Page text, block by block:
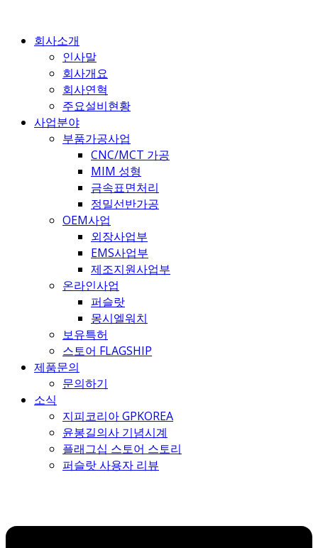
회사소개
인사말
회사개요
회사연혁
주요설비현황
사업분야
부품가공사업
CNC/MCT 가공
MIM 성형
금속표면처리
정밀선반가공
OEM사업
외장사업부
EMS사업부
제조지원사업부
온라인사업
퍼슬랏
몽시엘워치
보유특허
스토어 FLAGSHIP
제품문의
문의하기
소식
지피코리아 GPKOREA
윤봉길의사 기념시계
플래그십 스토어 스토리
퍼슬랏 사용자 리뷰